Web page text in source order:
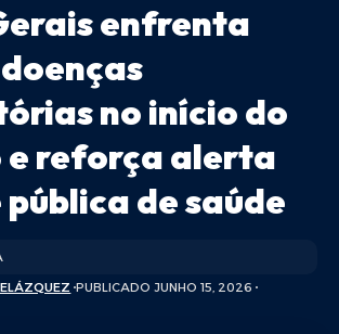
enfrenta
no início do
e reforça alerta
de saúde
PUBLICADO JUNHO 15, 2026